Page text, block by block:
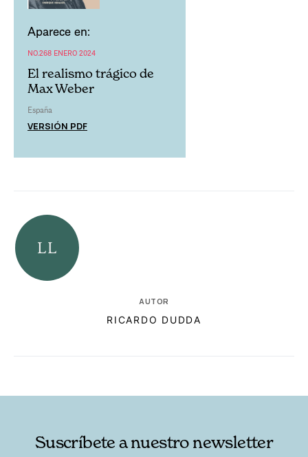
Aparece en:
NO.268 ENERO 2024
El realismo trágico de
Max Weber
España
VERSIÓN PDF
AUTOR
RICARDO DUDDA
Suscríbete a nuestro newsletter